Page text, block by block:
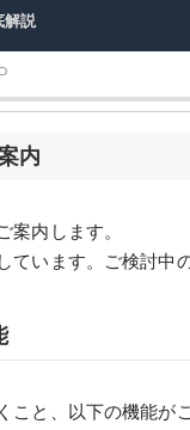
解説
内
案内します。
ています。ご検討中
こと、以下の機能が